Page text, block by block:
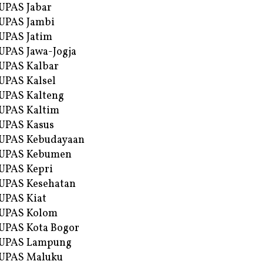
Jabar
Jambi
Jatim
Jawa-Jogja
Kalbar
Kalsel
Kalteng
Kaltim
Kasus
Kebudayaan
Kebumen
Kepri
Kesehatan
Kiat
Kolom
Kota Bogor
Lampung
Maluku